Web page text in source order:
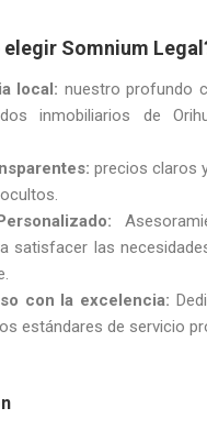
elegir Somnium
local: nuestro profundo
inmobiliarios de
precios claros
satisfacer las
con la excelencia:
estándares de servicio